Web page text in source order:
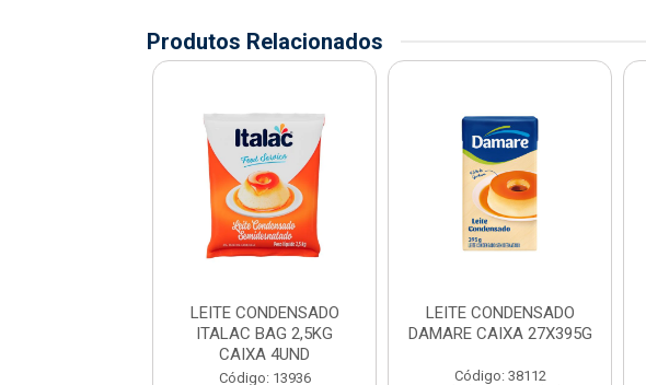
Produtos Relacionados
LEITE CONDENSADO
ITALAC BAG 2,5KG
CAIXA 4UND
Código: 13936
LEITE CONDENSADO
DAMARE CAIXA 27X395G
Código: 38112